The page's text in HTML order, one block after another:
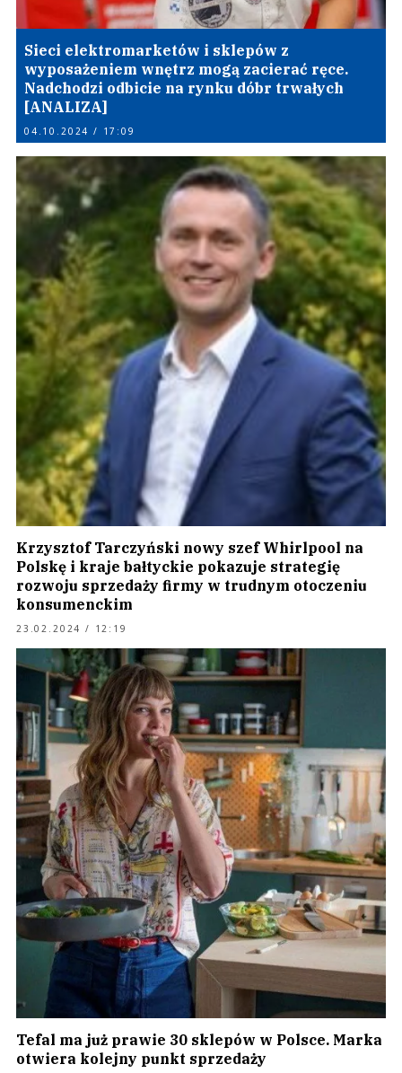
Sieci elektromarketów i sklepów z
wyposażeniem wnętrz mogą zacierać ręce.
Nadchodzi odbicie na rynku dóbr trwałych
[ANALIZA]
04.10.2024 / 17:09
Krzysztof Tarczyński nowy szef Whirlpool na
Polskę i kraje bałtyckie pokazuje strategię
rozwoju sprzedaży firmy w trudnym otoczeniu
konsumenckim
23.02.2024 / 12:19
Tefal ma już prawie 30 sklepów w Polsce. Marka
otwiera kolejny punkt sprzedaży